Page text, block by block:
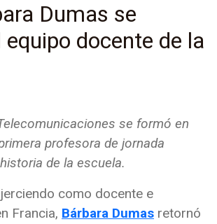
Dumas se
docente de la
se formó en
profesora de jornada
de la escuela.
como docente e
Francia, Bárbara Dumas retornó